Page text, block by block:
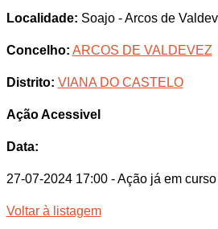
Localidade: Soajo - Arcos de
Concelho: ARCOS DE VALDEVEZ
Distrito: VIANA DO CASTELO
Ação Acessivel
Data:
27-07-2024 17:00 - Ação já em
Voltar à listagem